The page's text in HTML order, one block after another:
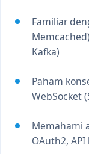
Familiar
Kafka)
Paham
WebSocket
Memahami
OAuth2, API